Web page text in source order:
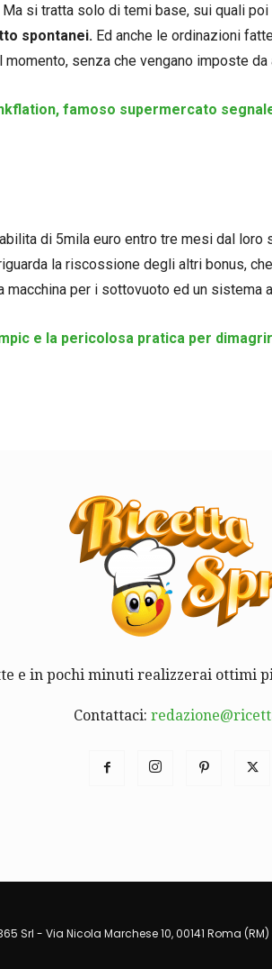
si tratta solo di temi base, sui quali
spontanei. Ed anche le ordinazioni
senza che vengano imposte da
famoso supermercato
di 5mila euro entro tre mesi dal loro
la riscossione degli altri bonus,
macchina per i sottovuoto ed un sistema
e la pericolosa pratica per
e in pochi minuti realizzerai ottimi
Contattaci:
Srl - Via Nicola Marchese 10, 00141 Roma (RM)